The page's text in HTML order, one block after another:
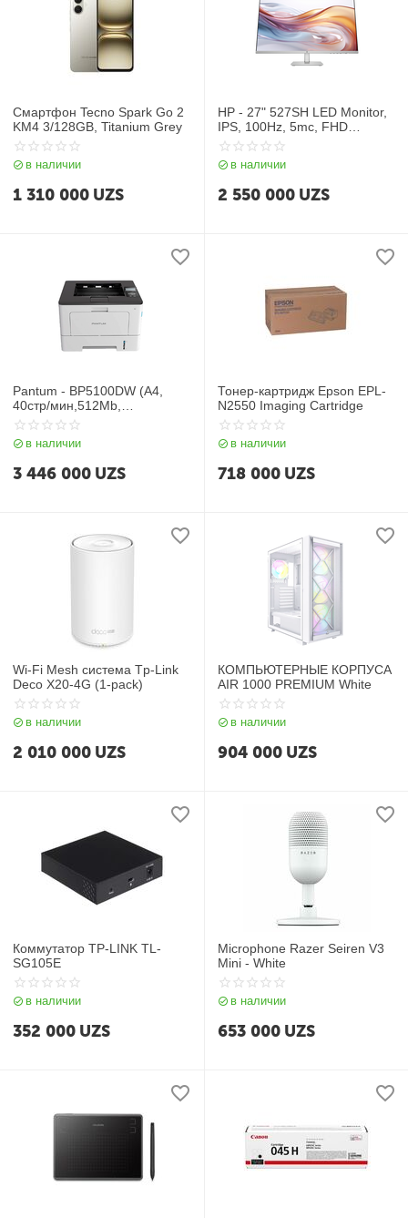
Смартфон Tecno Spark Go 2
KM4 3/128GB, Titanium Grey
в наличии
1 310 000 UZS
HP - 27" 527SH LED Monitor,
IPS, 100Hz, 5mc, FHD
(1920x1080), VGA+HDMI,
Silver Black
в наличии
2 550 000 UZS
Pantum - BP5100DW (A4,
40стр/мин,512Mb,
лазерное,USB2.0,сетевой,Wi
FI,двуст.печать)
в наличии
3 446 000 UZS
Тонер-картридж Epson EPL-
N2550 Imaging Cartridge
в наличии
718 000 UZS
Wi-Fi Mesh система Tp-Link
Deco X20-4G (1-pack)
в наличии
2 010 000 UZS
КОМПЬЮТЕРНЫЕ КОРПУСА
AIR 1000 PREMIUM White
в наличии
904 000 UZS
Коммутатор TP-LINK TL-
SG105E
в наличии
352 000 UZS
Microphone Razer Seiren V3
Mini - White
в наличии
653 000 UZS